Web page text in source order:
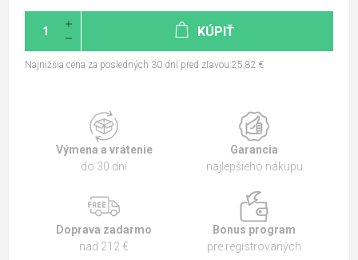
KÚPIŤ
Najnižšia cena za posledných 30 dní pred zľavou:25,82 €
Výmena a vrátenie
do 30 dní
Garancia
najlepšieho nákupu
Doprava zadarmo
nad 212 €
Bonus program
pre registrovaných